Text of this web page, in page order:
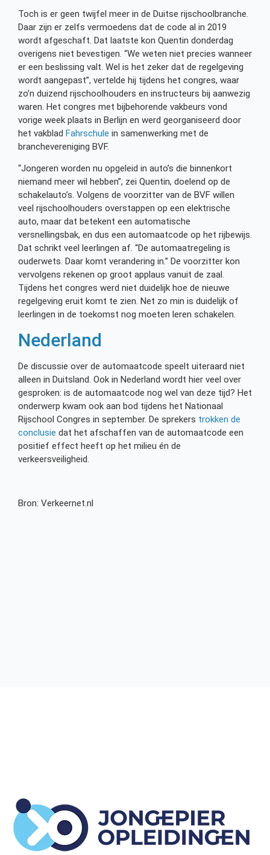
Toch is er geen twijfel meer in de Duitse rijschoolbranche.
Daar zijn er zelfs vermoedens dat de code al in 2019
wordt afgeschaft. Dat laatste kon Quentin donderdag
overigens niet bevestigen. “We weten niet precies wanneer
er een beslissing valt. Wel is het zeker dat de regelgeving
wordt aangepast”, vertelde hij tijdens het congres, waar
zo’n duizend rijschoolhouders en instructeurs bij aanwezig
waren. Het congres met bijbehorende vakbeurs vond
vorige week plaats in Berlijn en werd georganiseerd door
het vakblad Fahrschule in samenwerking met de
branchevereniging BVF.
“Jongeren worden nu opgeleid in auto’s die binnenkort
niemand meer wil hebben”, zei Quentin, doelend op de
schakelauto’s. Volgens de voorzitter van de BVF willen
veel rijschoolhouders overstappen op een elektrische
auto, maar dat betekent een automatische
versnellingsbak, en dus een automaatcode op het rijbewijs.
Dat schrikt veel leerlingen af. “De automaatregeling is
ouderwets. Daar komt verandering in.” De voorzitter kon
vervolgens rekenen op groot applaus vanuit de zaal.
Tijdens het congres werd niet duidelijk hoe de nieuwe
regelgeving eruit komt te zien. Net zo min is duidelijk of
leerlingen in de toekomst nog moeten leren schakelen.
Nederland
De discussie over de automaatcode speelt uiteraard niet
alleen in Duitsland. Ook in Nederland wordt hier veel over
gesproken: is de automaatcode nog wel van deze tijd? Het
onderwerp kwam ook aan bod tijdens het Nationaal
Rijschool Congres in september. De sprekers trokken de
conclusie dat het afschaffen van de automaatcode een
positief effect heeft op het milieu én de
verkeersveiligheid.
Bron: Verkeernet.nl